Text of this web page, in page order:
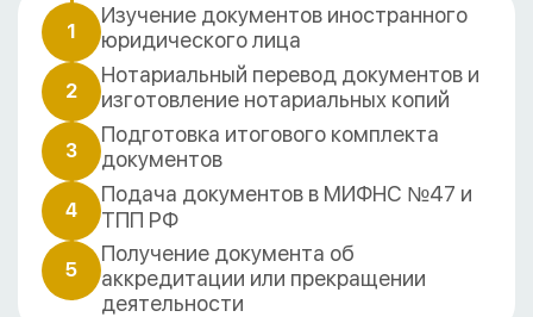
1
Изучение документов иностранного
юридического лица
2
Нотариальный перевод документов и
изготовление нотариальных копий
3
Подготовка итогового комплекта
документов
4
Подача документов в МИФНС №47 и
ТПП РФ
5
Получение документа об
аккредитации или прекращении
деятельности